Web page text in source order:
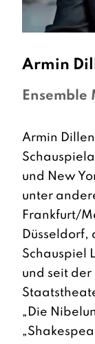
Armin
Ensemble
Armin
und New
unter
Frankfurt/
Düsseldorf,
Schauspiel
und seit der
„Die